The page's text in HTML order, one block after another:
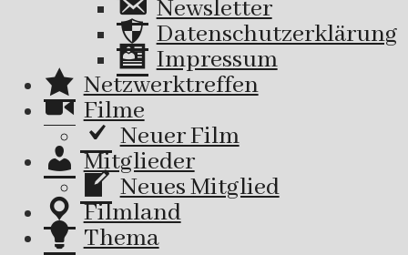
Newsletter
Datenschutzerklärung
Impressum
Netzwerktreffen
Filme
Neuer Film
Mitglieder
Neues Mitglied
Filmland
Thema